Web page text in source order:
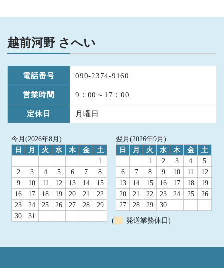
越前河野 さへい
電話番号 090-2374-9160
営業時間 9：00～17：00
定休日 月曜日
今月(2026年8月)
日
月 火 水 木 金
土
1
2
3 4 5 6 7
8
9
10 11 12 13 14
15
16
17 18 19 20 21
22
23
24 25 26 27 28
29
30
31
翌月(2026年9月)
日
月 火 水 木 金
土
1
2 3 4
5
6
7 8 9 10 11
12
13
14 15 16 17 18
19
20
21 22 23 24 25
26
27
28 29 30
( 発送業務休日)